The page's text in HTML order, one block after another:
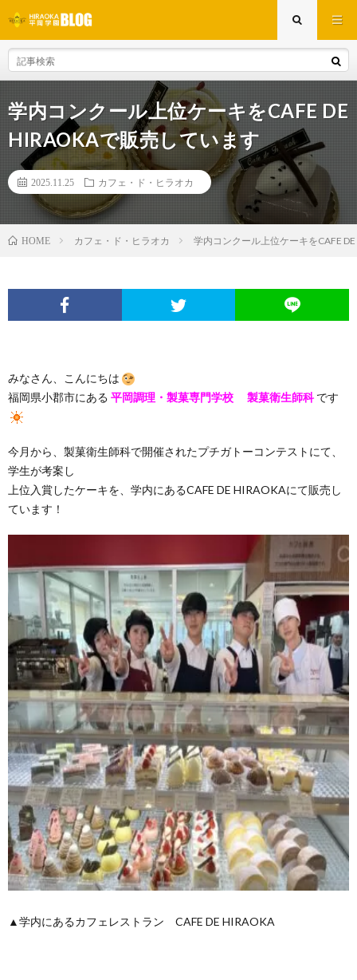
学内コンクール上位ケーキをCAFE DE
HIRAOKAで販売しています
2025.11.25 カフェ・ド・ヒラオカ
HOME カフェ・ド・ヒラオカ 学内コンクール上位ケーキをCAFE
みなさん、こんにちは
福岡県小郡市にある 平岡調理・製菓専門学校 製菓衛生師科です
今月から、製菓衛生師科で開催されたプチガトーコンテストにて、
学生が考案し
上位入賞したケーキを、学内にあるCAFE DE HIRAOKAにて販売し
ています！
▲学内にあるカフェレストラン CAFE DE HIRAOKA